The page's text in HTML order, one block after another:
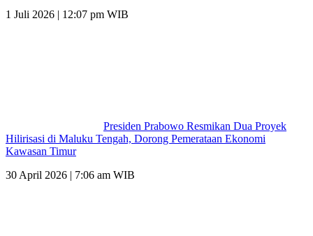
1 Juli 2026 | 12:07 pm WIB
Presiden Prabowo Resmikan Dua Proyek
Hilirisasi di Maluku Tengah, Dorong Pemerataan Ekonomi
Kawasan Timur
30 April 2026 | 7:06 am WIB